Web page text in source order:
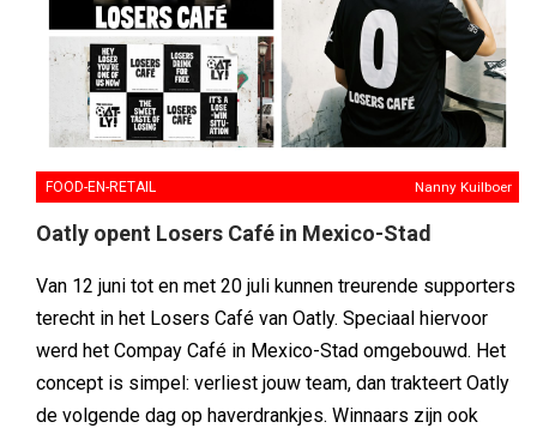
FOOD-EN-RETAIL Nanny Kuilboer
Oatly opent Losers Café in Mexico-Stad
Van 12 juni tot en met 20 juli kunnen treurende supporters
terecht in het Losers Café van Oatly. Speciaal hiervoor
werd het Compay Café in Mexico-Stad omgebouwd. Het
concept is simpel: verliest jouw team, dan trakteert Oatly
de volgende dag op haverdrankjes. Winnaars zijn ook